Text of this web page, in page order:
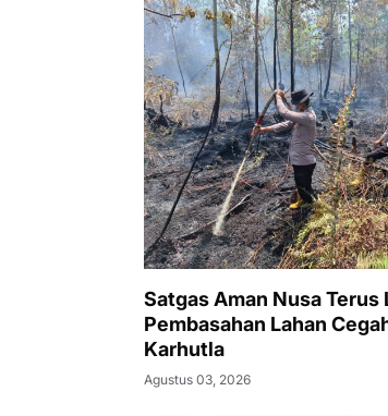
Satgas Aman Nusa Terus
Pembasahan Lahan
Karhutla
Agustus 03, 2026